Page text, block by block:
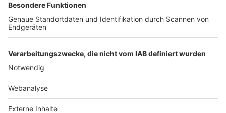
Nutzungsbedingungen Datenschutz Impressum